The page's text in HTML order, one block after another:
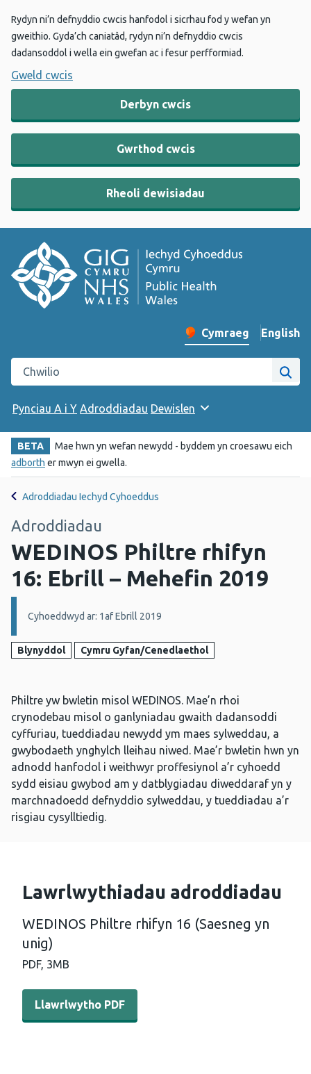
Rydyn ni’n defnyddio cwcis hanfodol i sicrhau fod y wefan yn
gweithio. Gyda’ch caniatâd, rydyn ni’n defnyddio cwcis
dadansoddol i wella ein gwefan ac i fesur perfformiad.
Gweld cwcis
Derbyn cwcis
Gwrthod cwcis
Rheoli dewisiadau
Newid iaith y wefan
Cymraeg English
–
Chwilio gwefan Iechyd Cyhoeddus Cymru
Pynciau A i Y Adroddiadau Dewislen
BETA
Mae hwn yn wefan newydd - byddem yn croesawu eich
adborth er mwyn ei gwella.
Adroddiadau Iechyd Cyhoeddus
Adroddiadau
WEDINOS Philtre rhifyn
16: Ebrill – Mehefin 2019
Manylion:
Cyhoeddwyd ar: 1af Ebrill 2019
Blynyddol Cymru Gyfan/Cenedlaethol
Philtre yw bwletin misol WEDINOS. Mae’n rhoi
crynodebau misol o ganlyniadau gwaith dadansoddi
cyffuriau, tueddiadau newydd ym maes sylweddau, a
gwybodaeth ynghylch lleihau niwed. Mae’r bwletin hwn yn
adnodd hanfodol i weithwyr proffesiynol a’r cyhoedd
sydd eisiau gwybod am y datblygiadau diweddaraf yn y
marchnadoedd defnyddio sylweddau, y tueddiadau a’r
risgiau cysylltiedig.
Lawrlwythiadau adroddiadau
WEDINOS Philtre rhifyn 16 (Saesneg yn
unig)
PDF, 3MB
Llawrlwytho PDF - WEDINOS Philtre rhifyn 16 (Saesneg
Llawrlwytho PDF